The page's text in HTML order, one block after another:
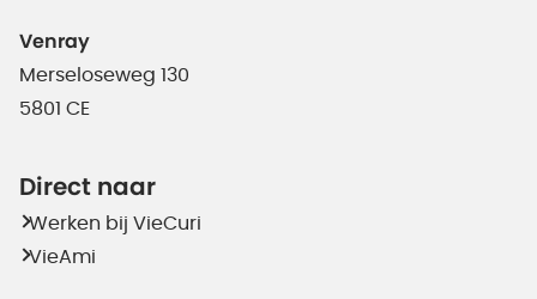
Venray
Merseloseweg 130
5801 CE
Direct naar
Werken bij VieCuri
VieAmi